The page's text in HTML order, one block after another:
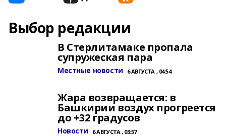
Выбор редакции
В Стерлитамаке пропала
супружеская пара
Местные новости 6 АВГУСТА , 04:54
Жара возвращается: в
Башкирии воздух прогреется
до +32 градусов
Новости 6 АВГУСТА , 03:57